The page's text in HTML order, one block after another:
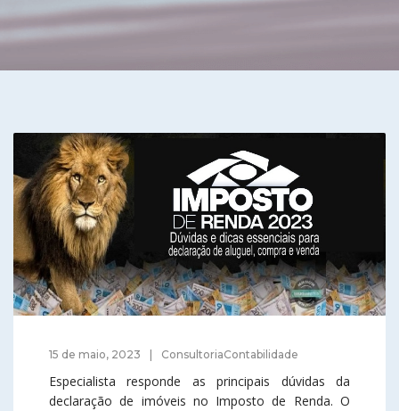
15 de maio, 2023 ConsultoriaContabilidade
Especialista responde as principais dúvidas da
declaração de imóveis no Imposto de Renda. O